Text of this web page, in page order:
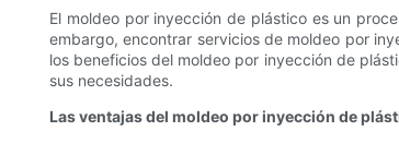
El moldeo por inyección de plástico es un
embargo, encontrar servicios de moldeo por
los beneficios del moldeo por inyección de
sus necesidades.
Las ventajas del moldeo por inyección de